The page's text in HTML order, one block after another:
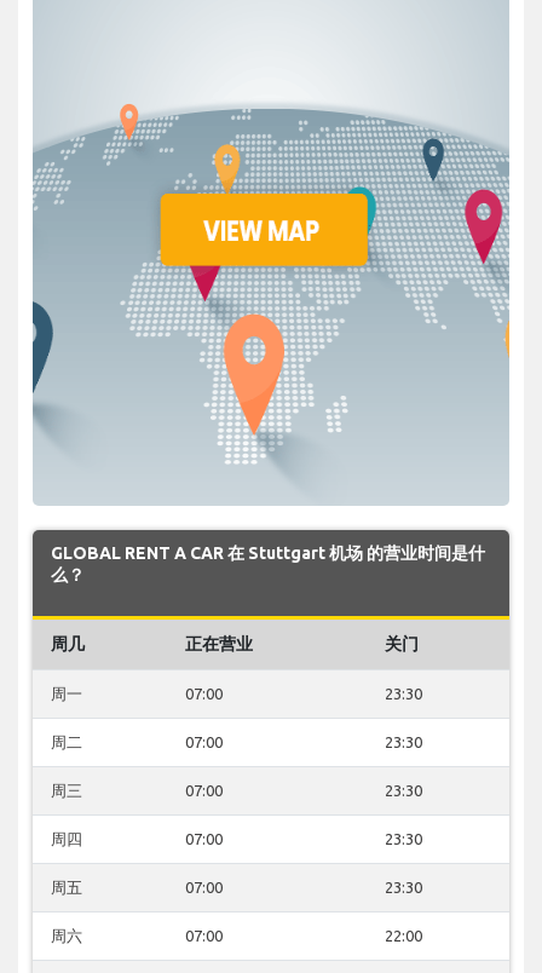
GLOBAL RENT A CAR 在 Stuttgart 机场 的营业时间是什
么？
周几 正在营业 关门
周一 07:00 23:30
周二 07:00 23:30
周三 07:00 23:30
周四 07:00 23:30
周五 07:00 23:30
周六 07:00 22:00